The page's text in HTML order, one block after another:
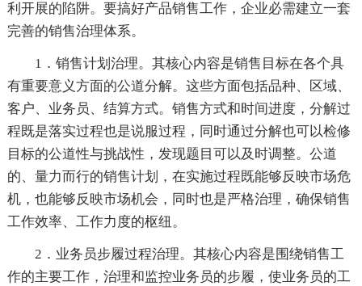
利开展的陷阱。要搞好产品销售工作，企业必需建立一套
完善的销售治理体系。
1．销售计划治理。其核心内容是销售目标在各个具
有重要意义方面的公道分解。这些方面包括品种、区域、
客户、业务员、结算方式。销售方式和时间进度，分解过
程既是落实过程也是说服过程，同时通过分解也可以检修
目标的公道性与挑战性，发现题目可以及时调整。公道
的、量力而行的销售计划，在实施过程既能够反映市场危
机，也能够反映市场机会，同时也是严格治理，确保销售
工作效率、工作力度的枢纽。
2．业务员步履过程治理。其核心内容是围绕销售工
作的主要工作，治理和监控业务员的步履，使业务员的工